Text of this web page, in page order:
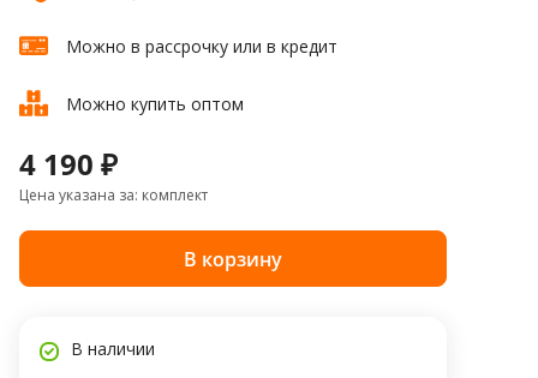
Можно в рассрочку или в кредит
Можно купить оптом
4 190 ₽
Цена указана за: комплект
В корзину
В наличии